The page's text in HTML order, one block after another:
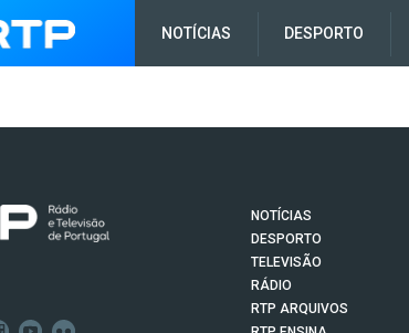
NOTÍCIAS DESPORTO
NOTÍCIAS
DESPORTO
TELEVISÃO
RÁDIO
RTP ARQUIVOS